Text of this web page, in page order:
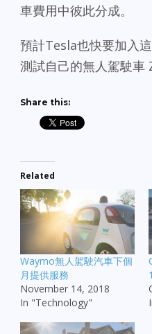
車費用中彼此分成。
預計Tesla也快要加入
測試自己的無人駕駛車
Share this:
Related
Waymo無人駕駛汽車下個
月提供服務
November 14, 2018
In "Technology"